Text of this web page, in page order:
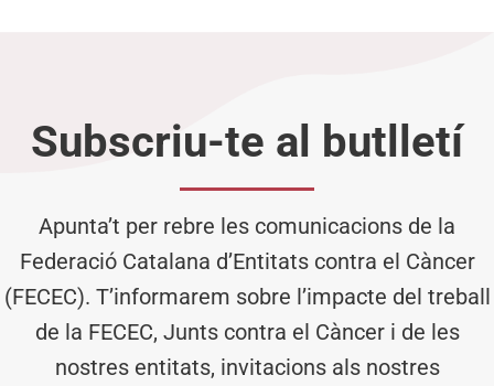
Subscriu-te al butlletí
Apunta’t per rebre les comunicacions de la
Federació Catalana d’Entitats contra el Càncer
(FECEC). T’informarem sobre l’impacte del treball
de la FECEC, Junts contra el Càncer i de les
nostres entitats, invitacions als nostres